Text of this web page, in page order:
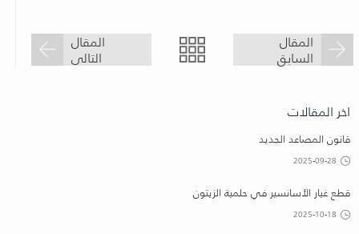
المقال
السابق
المقال
التالى
اخر المقالات
قانون المصاعد الجديد
2025-09-28
قطع غيار الأسانسير في حلمية الزيتون
2025-10-18